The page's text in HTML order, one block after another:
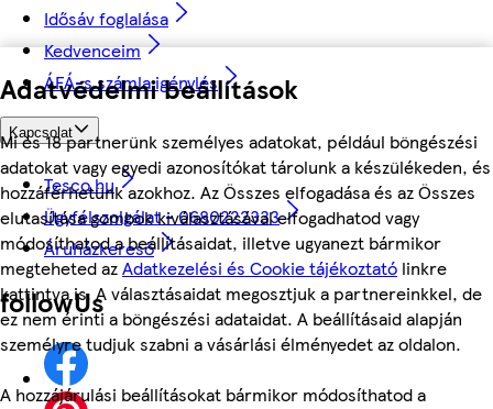
Adatvédelmi beállítások
Mi és 18 partnerünk személyes adatokat, például böngészési
adatokat vagy egyedi azonosítókat tárolunk a készülékeden, és
hozzáférhetünk azokhoz. Az Összes elfogadása és az Összes
elutasítása gombok kiválasztásával elfogadhatod vagy
módosíthatod a beállításaidat, illetve ugyanezt bármikor
megteheted azAdatkezelési és Cookie tájékoztató linkre
kattintva is. A választásaidat megosztjuk a partnereinkkel, de
ez nem érinti a böngészési adataidat. A beállításaid alapján
személyre tudjuk szabni a vásárlási élményedet az oldalon.
A hozzájárulási beállításokat bármikor módosíthatod a
Idősáv foglalása
Kedvenceim
ÁFÁ-s számla igénylés
Kapcsolat
Tesco.hu
Ügyfélszolgálat - 0680222333
Áruházkereső
followUs